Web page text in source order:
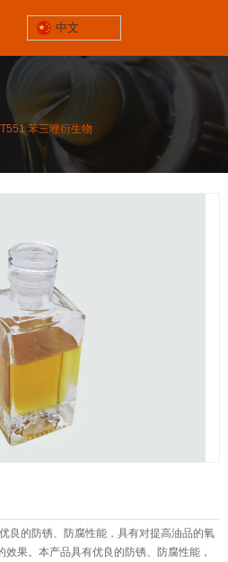
锦州市太和区
三屯工业园928号
联系电话
13464652539
中文
T551 苯三唑衍生物
T551 苯三唑衍生物
良的防锈、防腐性能，具有对提高油品的氧
果。本产品具有优良的防锈、防腐性能，